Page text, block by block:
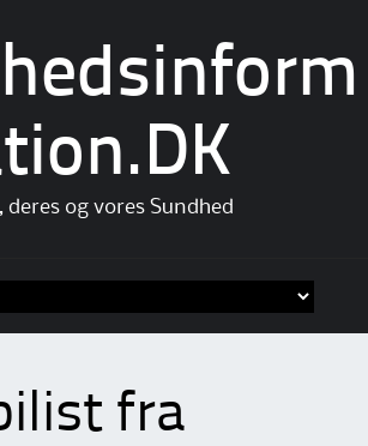
deres og vores Sundhed
fra